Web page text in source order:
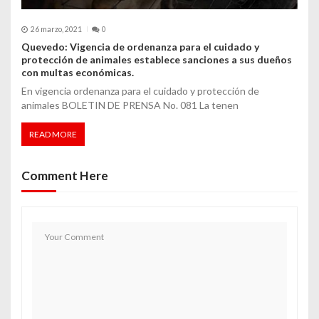
26 marzo, 2021 0
Quevedo: Vigencia de ordenanza para el cuidado y
protección de animales establece sanciones a sus dueños
con multas económicas.
En vigencia ordenanza para el cuidado y protección de
animales BOLETIN DE PRENSA No. 081 La tenen
READ MORE
Comment Here